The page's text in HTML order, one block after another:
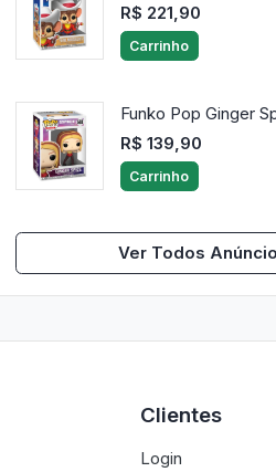
R$ 221,90
Carrinho
Funko Pop Ginger
R$ 139,90
Carrinho
Ver Todos
Clientes
Login